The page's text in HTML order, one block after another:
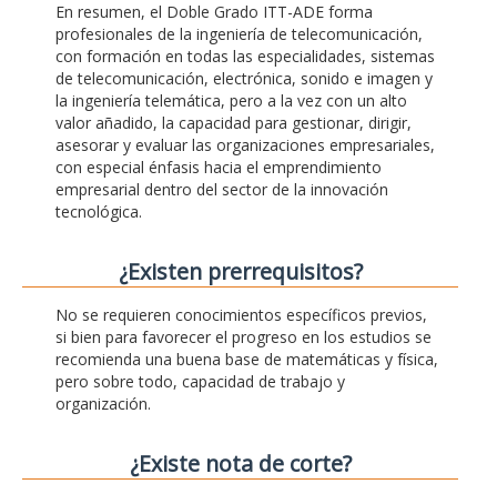
En resumen, el Doble Grado ITT-ADE forma
profesionales de la ingeniería de telecomunicación,
con formación en todas las especialidades, sistemas
de telecomunicación, electrónica, sonido e imagen y
la ingeniería telemática, pero a la vez con un alto
valor añadido, la capacidad para gestionar, dirigir,
asesorar y evaluar las organizaciones empresariales,
con especial énfasis hacia el emprendimiento
empresarial dentro del sector de la innovación
tecnológica.
¿Existen prerrequisitos?
No se requieren conocimientos específicos previos,
si bien para favorecer el progreso en los estudios se
recomienda una buena base de matemáticas y física,
pero sobre todo, capacidad de trabajo y
organización.
¿Existe nota de corte?